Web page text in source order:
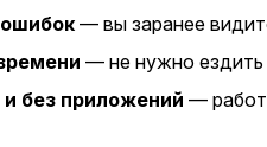
— вы заранее
— не нужно
без приложений —